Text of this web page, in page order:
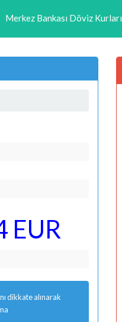
Merkez Bankası Döviz Kurları
EUR
dikkate alınarak